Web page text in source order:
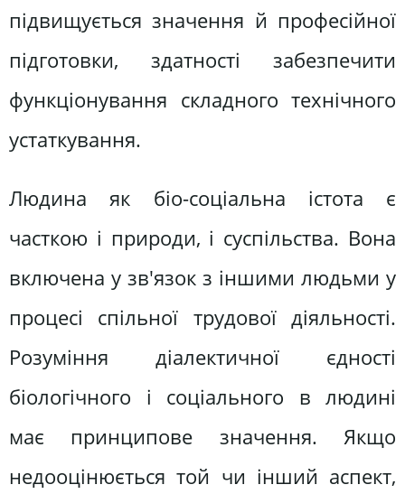
підвищується значення й професійної
підготовки, здатності забезпечити
функціонування складного технічного
устаткування.
Людина як біо-соціальна істота є
часткою і природи, і суспільства. Вона
включена у зв'язок з іншими людьми у
процесі спільної трудової діяльності.
Розуміння діалектичної єдності
біологічного і соціального в людині
має принципове значення. Якщо
недооцінюється той чи інший аспект,